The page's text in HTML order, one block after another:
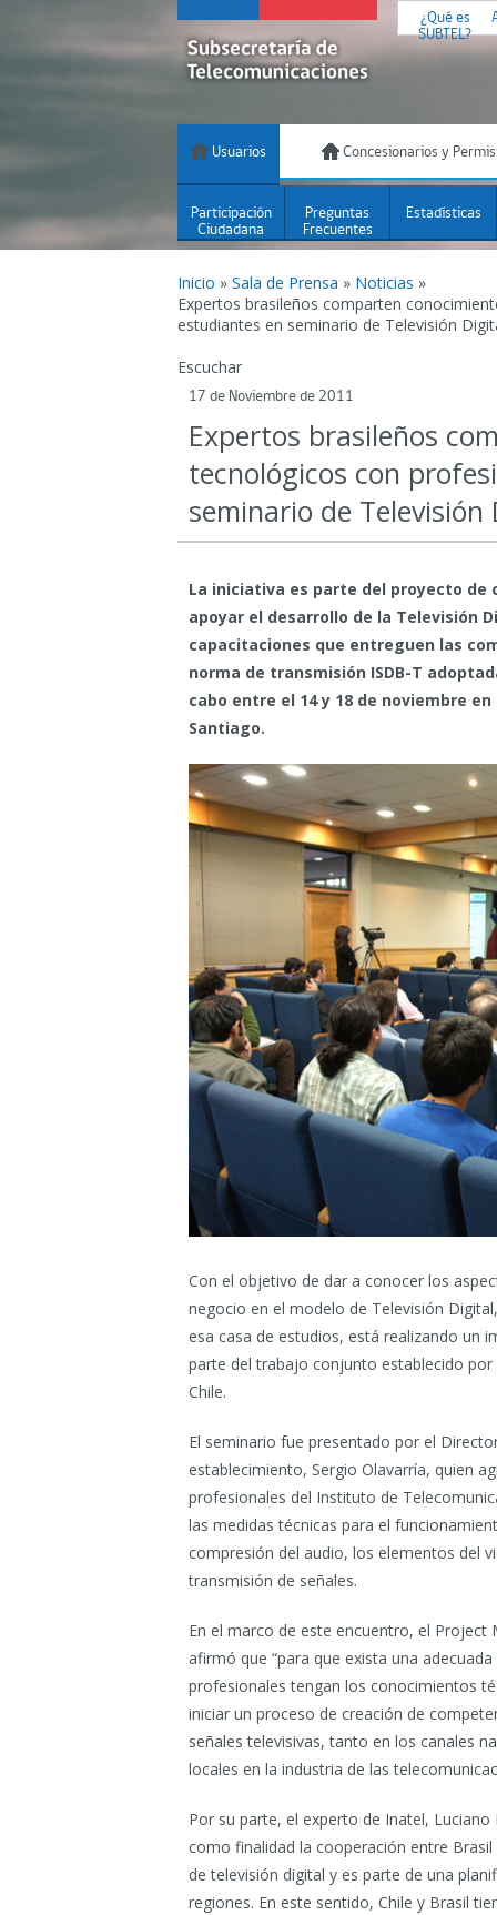
¿Qué es
SUBTEL?
Usuarios Concesionarios y
Participación
Ciudadana
Preguntas
Frecuentes
Estadísticas
Inicio » Sala de Prensa » Noticias »
Expertos brasileños comparten
estudiantes en seminario de Televisión
Escuchar
17 de Noviembre de 2011
Expertos brasileños
tecnológicos con
seminario de
La iniciativa es parte del proyecto de
apoyar el desarrollo de la Televisión
capacitaciones que entreguen las
norma de transmisión ISDB-T
cabo entre el 14 y 18 de noviembre
Santiago.
Con el objetivo de dar a conocer los
negocio en el modelo de Televisión
esa casa de estudios, está realizando un
parte del trabajo conjunto establecido
Chile.
El seminario fue presentado por el
establecimiento, Sergio Olavarría, quien
profesionales del Instituto de
las medidas técnicas para el
compresión del audio, los elementos del
transmisión de señales.
En el marco de este encuentro, el Project
afirmó que “para que exista una
profesionales tengan los conocimientos
iniciar un proceso de creación de
señales televisivas, tanto en los canales
locales en la industria de las
Por su parte, el experto de Inatel,
como finalidad la cooperación entre
de televisión digital y es parte de una
regiones. En este sentido, Chile y Brasil